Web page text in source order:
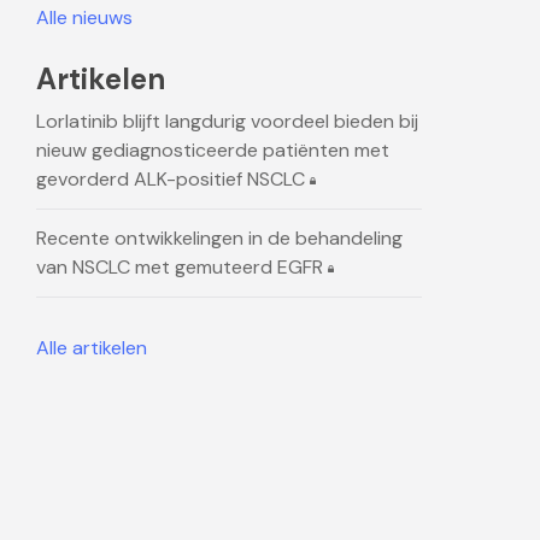
Alle nieuws
Artikelen
Lorlatinib blijft langdurig voordeel bieden bij
nieuw gediagnosticeerde patiënten met
gevorderd ALK-positief NSCLC
Recente ontwikkelingen in de behandeling
van NSCLC met gemuteerd EGFR
Alle artikelen